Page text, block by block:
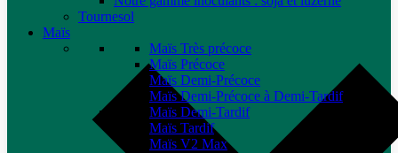
Tournesol
Maïs
Maïs Très précoce
Maïs Précoce
Maïs Demi-Précoce
Maïs Demi-Précoce à Demi-Tardif
Maïs Demi-Tardif
Maïs Tardif
Maïs V2 Max